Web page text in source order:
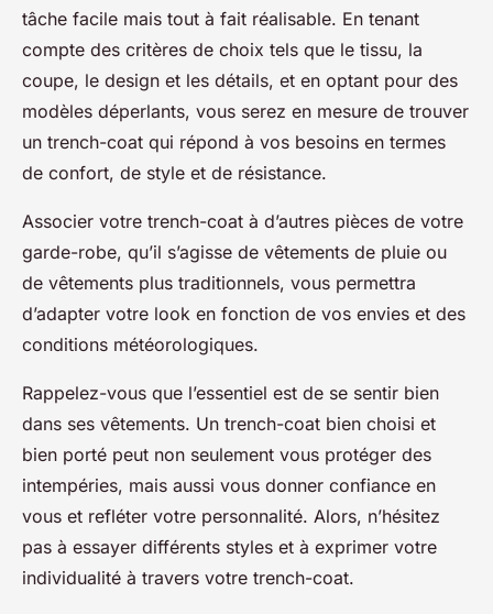
tâche facile mais tout à fait réalisable. En tenant
compte des critères de choix tels que le tissu, la
coupe, le design et les détails, et en optant pour des
modèles déperlants, vous serez en mesure de trouver
un trench-coat qui répond à vos besoins en termes
de confort, de style et de résistance.
Associer votre trench-coat à d’autres pièces de votre
garde-robe, qu’il s’agisse de vêtements de pluie ou
de vêtements plus traditionnels, vous permettra
d’adapter votre look en fonction de vos envies et des
conditions météorologiques.
Rappelez-vous que l’essentiel est de se sentir bien
dans ses vêtements. Un trench-coat bien choisi et
bien porté peut non seulement vous protéger des
intempéries, mais aussi vous donner confiance en
vous et refléter votre personnalité. Alors, n’hésitez
pas à essayer différents styles et à exprimer votre
individualité à travers votre trench-coat.